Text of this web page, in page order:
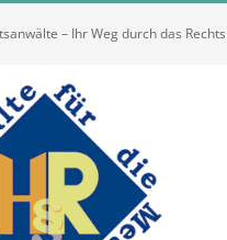
– Ihr Weg durch das